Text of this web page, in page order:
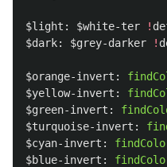
$light : $white-ter !
$dark: $grey-darker !
$orange-invert :
$yellow-invert :
$green-invert :
$turquoise-invert :
$cyan-invert :
$blue-invert :